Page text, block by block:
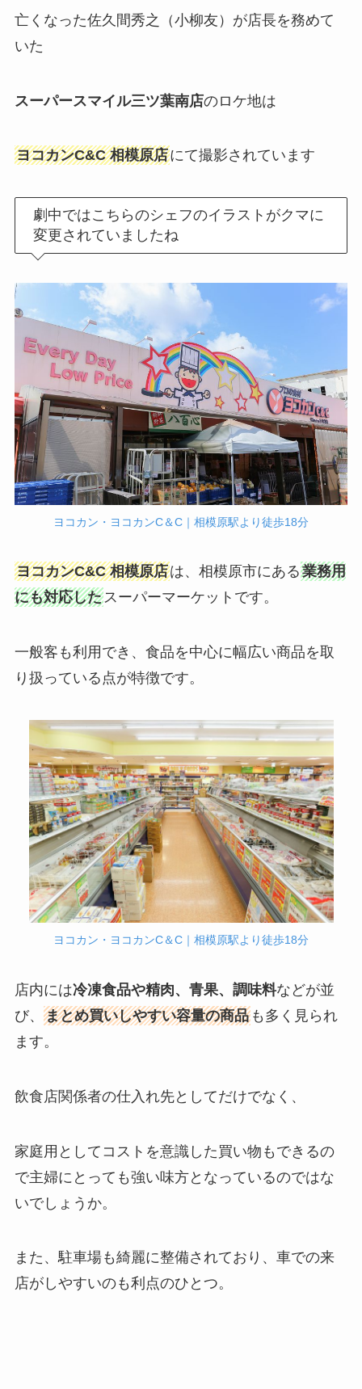
亡くなった佐久間秀之（小柳友）が店長を務めて
いた
スーパースマイル三ツ葉南店のロケ地は
ヨコカンC&C 相模原店にて撮影されています
劇中ではこちらのシェフのイラストがクマに
変更されていましたね
ヨコカン・ヨコカンC＆C｜相模原駅より徒歩18分
ヨコカンC&C 相模原店は、相模原市にある業務用
にも対応したスーパーマーケットです。
一般客も利用でき、食品を中心に幅広い商品を取
り扱っている点が特徴です。
ヨコカン・ヨコカンC＆C｜相模原駅より徒歩18分
店内には冷凍食品や精肉、青果、調味料などが並
び、 まとめ買いしやすい容量の商品も多く見られ
ます。
飲食店関係者の仕入れ先としてだけでなく、
家庭用としてコストを意識した買い物もできるの
で主婦にとっても強い味方となっているのではな
いでしょうか。
また、駐車場も綺麗に整備されており、車での来
店がしやすいのも利点のひとつ。